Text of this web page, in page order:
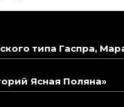
типа Гаспра,
Ясная Поляна»